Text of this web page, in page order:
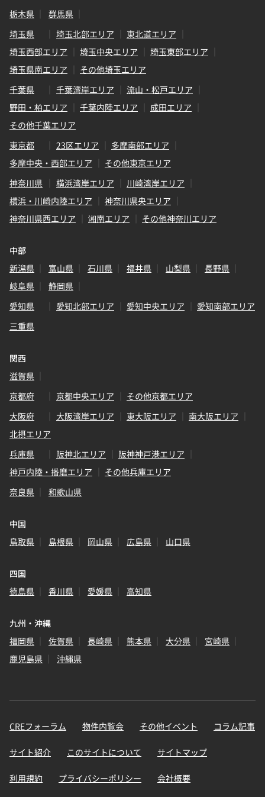
栃木県
群馬県
埼玉県
埼玉北部エリア
東北道エリア
埼玉西部エリア
埼玉中央エリア
埼玉東部エリア
埼玉県南エリア
その他埼玉エリア
千葉県
千葉湾岸エリア
流山・松戸エリア
野田・柏エリア
千葉内陸エリア
成田エリア
その他千葉エリア
東京都
23区エリア
多摩南部エリア
多摩中央・西部エリア
その他東京エリア
神奈川県
横浜湾岸エリア
川崎湾岸エリア
横浜・川崎内陸エリア
神奈川県央エリア
神奈川県西エリア
湘南エリア その他神奈川エリア
中部
新潟県
富山県 石川県 福井県 山梨県
長野県
岐阜県
静岡県
愛知県
愛知北部エリア 愛知中央エリア
愛知南部エリア
三重県
関西
滋賀県
京都府
京都中央エリア
その他京都エリア
大阪府
大阪湾岸エリア 東大阪エリア
南大阪エリア
北摂エリア
兵庫県
阪神北エリア
阪神神戸港エリア
神戸内陸・播磨エリア
その他兵庫エリア
奈良県
和歌山県
中国
鳥取県
島根県 岡山県 広島県 山口県
四国
徳島県
香川県 愛媛県 高知県
九州・沖縄
福岡県
佐賀県 長崎県 熊本県 大分県
宮崎県
鹿児島県
沖縄県
CREフォーラム 物件内覧会 その他イベント コラム記事
サイト紹介 このサイトについて サイトマップ
利用規約 プライバシーポリシー 会社概要